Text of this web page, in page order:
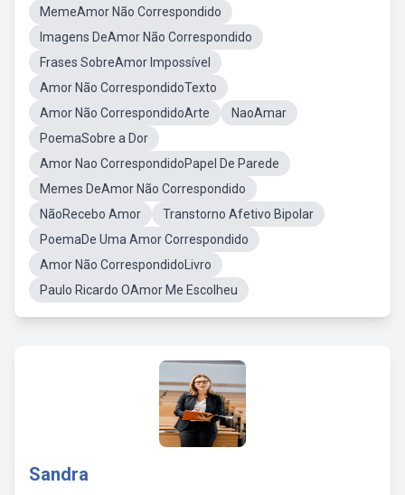
MemeAmor Não Correspondido
Imagens DeAmor Não Correspondido
Frases SobreAmor Impossível
Amor Não CorrespondidoTexto
Amor Não CorrespondidoArte
NaoAmar
PoemaSobre a Dor
Amor Nao CorrespondidoPapel De Parede
Memes DeAmor Não Correspondido
NãoRecebo Amor
Transtorno Afetivo Bipolar
PoemaDe Uma Amor Correspondido
Amor Não CorrespondidoLivro
Paulo Ricardo OAmor Me Escolheu
Sandra